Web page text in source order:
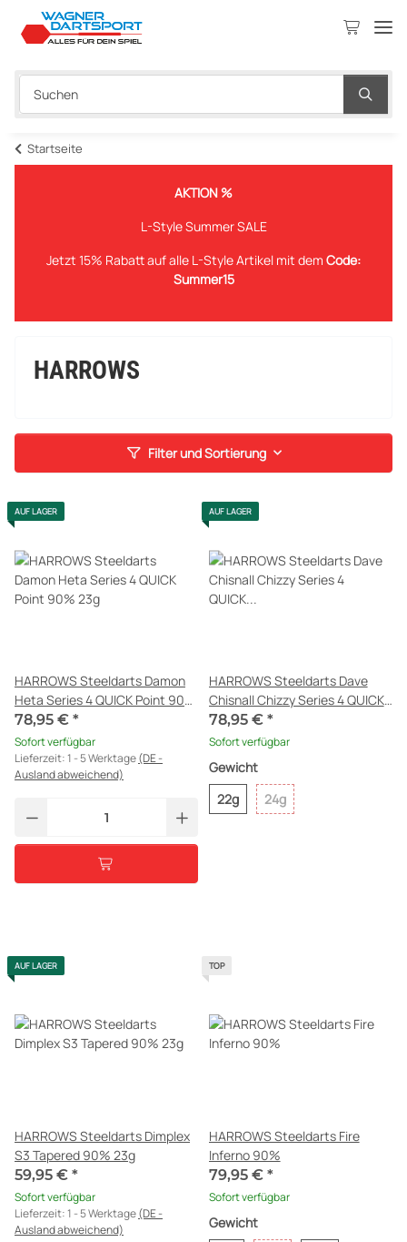
Startseite
AKTION %
L-Style Summer SALE
Jetzt 15% Rabatt auf alle L-Style Artikel mit dem Code:
Summer15
HARROWS
Filter und Sortierung
AUF LAGER
HARROWS Steeldarts Damon
Heta Series 4 QUICK Point 90%
23g
78,95 € *
Sofort verfügbar
Lieferzeit:1 - 5 Werktage(DE -
Ausland abweichend)
AUF LAGER
HARROWS Steeldarts Dave
Chisnall Chizzy Series 4 QUICK
Point 90%
78,95 € *
Sofort verfügbar
Gewicht
22g
24g
AUF LAGER
HARROWS Steeldarts Dimplex
S3 Tapered 90% 23g
59,95 € *
Sofort verfügbar
Lieferzeit:1 - 5 Werktage(DE -
Ausland abweichend)
TOP
HARROWS Steeldarts Fire
Inferno 90%
79,95 € *
Sofort verfügbar
Gewicht